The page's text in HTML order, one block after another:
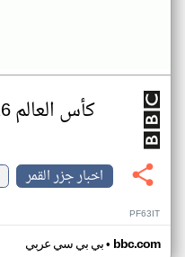
كأس العالم 2026
اخبار جزر القمر
PF63IT
بي بي سي عربي• bbc.com